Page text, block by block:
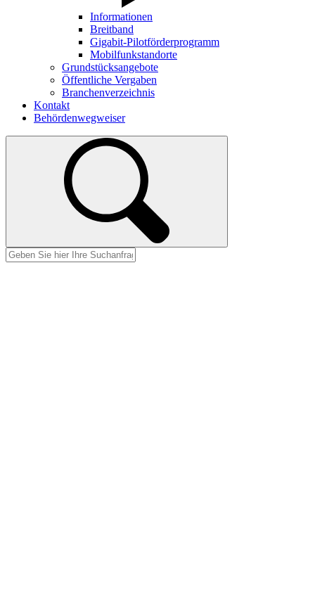
Informationen
Breitband
Gigabit-Pilotförderprogramm
Mobilfunkstandorte
Grundstücksangebote
Öffentliche Vergaben
Branchenverzeichnis
Kontakt
Behördenwegweiser